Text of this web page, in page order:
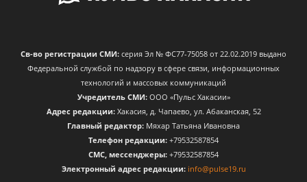
Св-во регистрации СМИ: серия Эл № ФС77-75058 от 22.02.2019 выдано
Федеральной службой по надзору в сфере связи, информационных
технологий и массовых коммуникаций
Учредитель СМИ:ООО «Пульс Хакасии»
Адрес редакции:Хакасия, д. Чапаево, ул. Абаканская, 52
Главный редактор: Мяхар Татьяна Ивановна
Телефон редакции: +79532587854
CМС, мессенджеры: +79532587854
Электронный адрес редакции: info@pulse19.ru